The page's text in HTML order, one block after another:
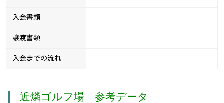
入会書類
譲渡書類
入会までの流れ
近燐ゴルフ場 参考データ